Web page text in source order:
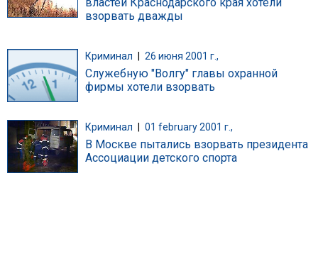
взорвать дважды
Криминал 26 июня 2001 г.,
Служебную "Волгу" главы охранной
фирмы хотели взорвать
Криминал 01 february 2001 г.,
В Москве пытались взорвать президента
Ассоциации детского спорта